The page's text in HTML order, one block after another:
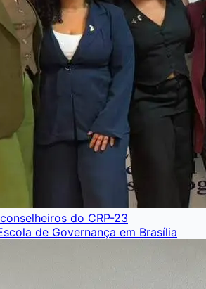
do CRP-23
de Governança em Brasília